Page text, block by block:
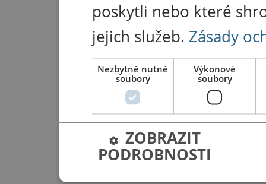
poskytli nebo které
jejich služeb. Zásady
Nezbytně nutné
soubory
Výkonové
soubory
ZOBRAZIT
PODROBNOSTI